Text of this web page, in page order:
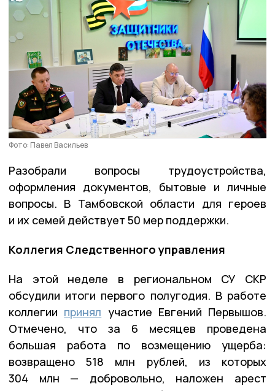
Фото: Павел Васильев
Разобрали вопросы трудоустройства,
оформления документов, бытовые и личные
вопросы. В Тамбовской области для героев
и их семей действует 50 мер поддержки.
Коллегия Следственного управления
На этой неделе в региональном СУ СКР
обсудили итоги первого полугодия. В работе
коллегии принял участие Евгений Первышов.
Отмечено, что за 6 месяцев проведена
большая работа по возмещению ущерба:
возвращено 518 млн рублей, из которых
304 млн — добровольно, наложен арест